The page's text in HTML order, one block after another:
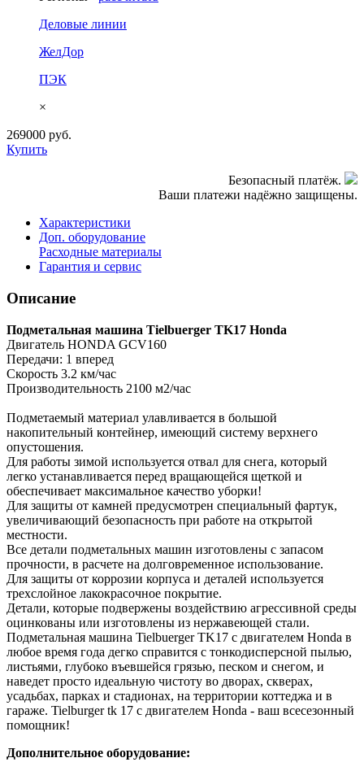
Деловые линии
ЖелДор
ПЭК
×
269000 руб.
Купить
Безопасный платёж.
Ваши платежи надёжно защищены.
Характеристики
Доп. оборудование
Расходные материалы
Гарантия и сервис
Описание
Подметальная машина Tielbuerger TK17 Honda
Двигатель HONDA GCV160
Передачи: 1 вперед
Скорость 3.2 км/час
Производительность 2100 м2/час
Подметаемый материал улавливается в большой
накопительный контейнер, имеющий систему верхнего
опустошения.
Для работы зимой используется отвал для снега, который
легко устанавливается перед вращающейся щеткой и
обеспечивает максимальное качество уборки!
Для защиты от камней предусмотрен специальный фартук,
увеличивающий безопасность при работе на открытой
местности.
Все детали подметальных машин изготовлены с запасом
прочности, в расчете на долговременное использование.
Для защиты от коррозии корпуса и деталей используется
трехслойное лакокрасочное покрытие.
Детали, которые подвержены воздействию агрессивной среды
оцинкованы или изготовлены из нержавеющей стали.
Подметальная машина Tielbuerger TK17 с двигателем Honda в
любое время года дегко справится с тонкодисперсной пылью,
листьями, глубоко въевшейся грязью, песком и снегом, и
наведет просто идеальную чистоту во дворах, скверах,
усадьбах, парках и стадионах, на территории коттеджа и в
гараже. Tielburger tk 17 с двигателем Honda - ваш всесезонный
помощник!
Дополнительное оборудование: